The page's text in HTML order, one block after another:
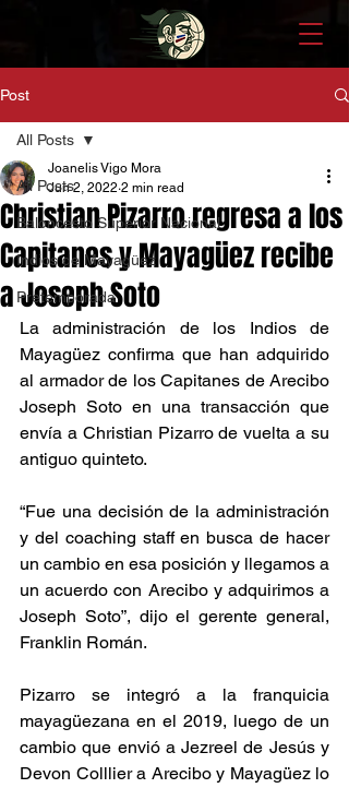
Post
All Posts
Baloncesto Superior Nacional
Indios de Mayagüez
Pretemporada
All Posts
Christian Pizarro regresa a los
Capitanes y Mayagüez recibe
a Joseph Soto
Joanelis Vigo Mora
Jun 2, 2022 2 min read
La administración de los Indios de
Mayagüez confirma que han adquirido
al armador de los Capitanes de Arecibo
Joseph Soto en una transacción que
envía a Christian Pizarro de vuelta a su
antiguo quinteto.
“Fue una decisión de la administración
y del coaching staff en busca de hacer
un cambio en esa posición y llegamos a
un acuerdo con Arecibo y adquirimos a
Joseph Soto”, dijo el gerente general,
Franklin Román.
Pizarro se integró a la franquicia
mayagüezana en el 2019, luego de un
cambio que envió a Jezreel de Jesús y
Devon Colllier a Arecibo y Mayagüez lo